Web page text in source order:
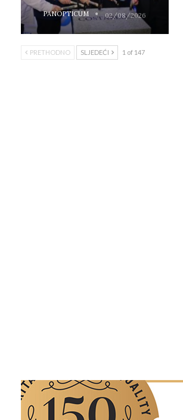
PANOPTICUM 02/08/2026
PRETHODNO SLJEDEĆI 1 of 147